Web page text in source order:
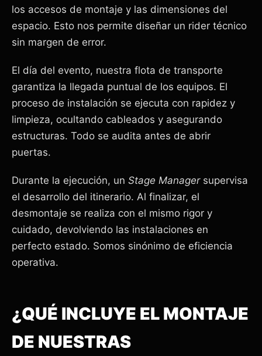
los accesos de montaje y las dimensiones del
espacio. Esto nos permite diseñar un rider técnico
sin margen de error.
El día del evento, nuestra flota de transporte
garantiza la llegada puntual de los equipos. El
proceso de instalación se ejecuta con rapidez y
limpieza, ocultando cableados y asegurando
estructuras. Todo se audita antes de abrir
puertas.
Durante la ejecución, un Stage Managersupervisa
el desarrollo del itinerario. Al finalizar, el
desmontaje se realiza con el mismo rigor y
cuidado, devolviendo las instalaciones en
perfecto estado. Somos sinónimo de eficiencia
operativa.
¿QUÉ INCLUYE EL MONTAJE
DE NUESTRAS